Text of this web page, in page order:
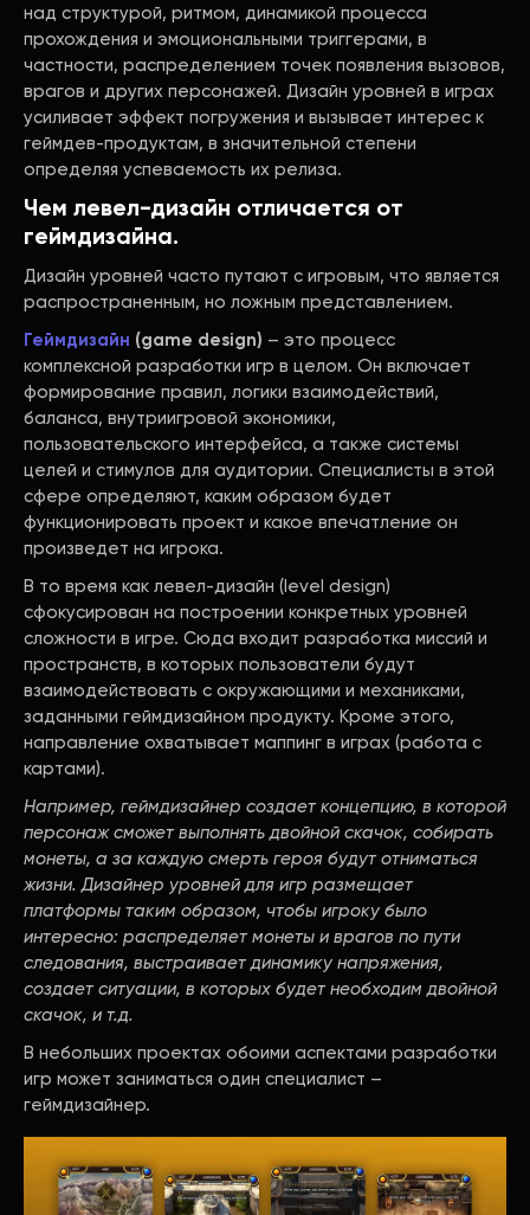
над структурой, ритмом, динамикой процесса
прохождения и эмоциональными триггерами, в
частности, распределением точек появления вызовов,
врагов и других персонажей. Дизайн уровней в играх
усиливает эффект погружения и вызывает интерес к
геймдев-продуктам, в значительной степени
определяя успеваемость их релиза.
Чем левел-дизайн отличается от
геймдизайна.
Дизайн уровней часто путают с игровым, что является
распространенным, но ложным представлением.
Геймдизайн (game design) – это процесс
комплексной разработки игр в целом. Он включает
формирование правил, логики взаимодействий,
баланса, внутриигровой экономики,
пользовательского интерфейса, а также системы
целей и стимулов для аудитории. Специалисты в этой
сфере определяют, каким образом будет
функционировать проект и какое впечатление он
произведет на игрока.
В то время как левел-дизайн (level design)
сфокусирован на построении конкретных уровней
сложности в игре. Сюда входит разработка миссий и
пространств, в которых пользователи будут
взаимодействовать с окружающими и механиками,
заданными геймдизайном продукту. Кроме этого,
направление охватывает маппинг в играх (работа с
картами).
Например, геймдизайнер создает концепцию, в которой
персонаж сможет выполнять двойной скачок, собирать
монеты, а за каждую смерть героя будут отниматься
жизни. Дизайнер уровней для игр размещает
платформы таким образом, чтобы игроку было
интересно: распределяет монеты и врагов по пути
следования, выстраивает динамику напряжения,
создает ситуации, в которых будет необходим двойной
скачок, и т.д.
В небольших проектах обоими аспектами разработки
игр может заниматься один специалист –
геймдизайнер.